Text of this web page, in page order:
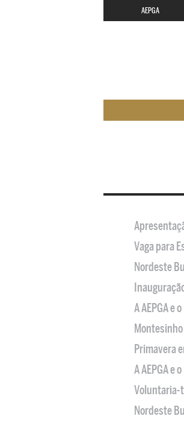
AEPGA
Vaga para
Nordeste
A AEPGA e
Primavera
A AEPGA e
Voluntaria-
Nordeste